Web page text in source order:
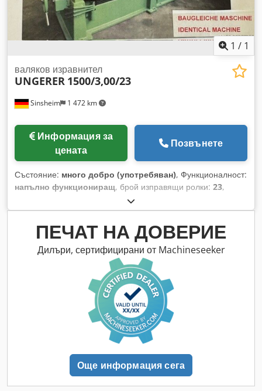
1 / 1
Sinsheim 1 472 km
валяков изравнител
UNGERER 1500/3,00/23
Информация за
цената
Позвънете
Състояние: много добро (употребяван), Функционалност:
напълно функциониращ, брой изправящи ролки: 23,
диаметър на ролката за изправяне:
машина UNGERER тип 1500/3,00/23 с размери: 1500 x 0,50
- 3,00 mm, 23 изправящи ролки, диаметър на ролките 47
mm Dcodjzb Ef Tjpfx Aipok
ПЕЧАТ НА ДОВЕРИЕ
Дилъри, сертифицирани от Machineseeker
Още информация сега